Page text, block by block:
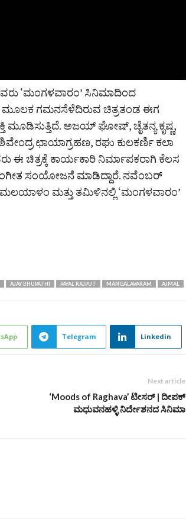
‘ಮಂಗಳವಾರಂ’ ಸಿನಿಮಾದಿಂದ
ಮೂಲಕ ಗಮನಸೆಳೆದಿರುವ ಚಿತ್ರತಂಡ ಈಗ
ಮೂಡಿಸುತ್ತಿದೆ. ಅಜಯ್ ಘೋಷ್, ಚೈತನ್ಯ ಕೃಷ್ಣ,
ಛಾಯಾಗ್ರಹಣ, ರಘು ಕುಲಕರ್ಣಿ ಕಲಾ
ಈ ಚಿತ್ರಕ್ಕೆ ಕಾರ್ಯಕಾರಿ ನಿರ್ಮಾಪಕರಾಗಿ ಕೆಲಸ
ಸಂಯೋಜನೆ ಮಾಡಿದ್ದಾರೆ. ನವೆಂಬರ್‌
ಮತ್ತು ತಮಿಳಿನಲ್ಲಿ ‘ಮಂಗಳವಾರಂ’
AJAY BHUPATHI PAYAL RAJPUT MANGALAVARAM AJMAL
Telegram Linkedin
Next article
‘Moods of Raghava’ ಟೀಸರ್‌ | ದೀಪಕ್‌
ಮಧುವನಹಳ್ಳಿ ನಿರ್ದೇಶನದ ಸಿನಿಮಾ